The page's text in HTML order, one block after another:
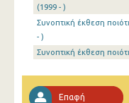
2011
2010
2008
(1999 - )
Συνοπτική έκθεση
- )
Συνοπτική έκθεση
Επαφή